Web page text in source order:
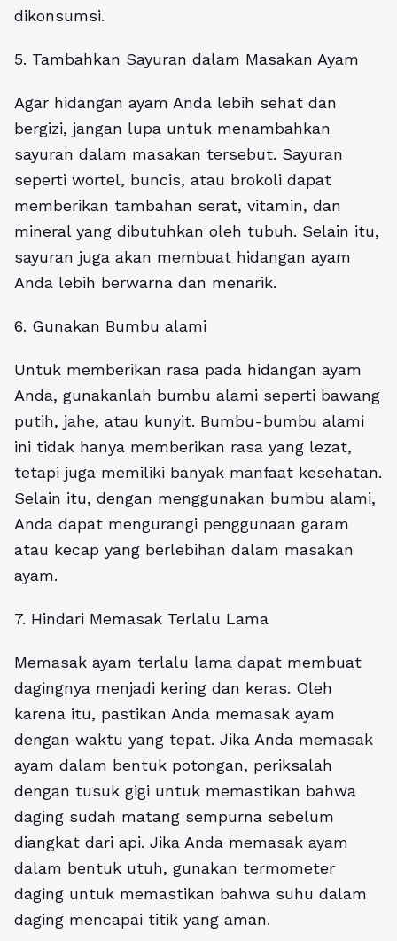
dikonsumsi.
5. Tambahkan Sayuran dalam Masakan Ayam
Agar hidangan ayam Anda lebih sehat dan
bergizi, jangan lupa untuk menambahkan
sayuran dalam masakan tersebut. Sayuran
seperti wortel, buncis, atau brokoli dapat
memberikan tambahan serat, vitamin, dan
mineral yang dibutuhkan oleh tubuh. Selain itu,
sayuran juga akan membuat hidangan ayam
Anda lebih berwarna dan menarik.
6. Gunakan Bumbu alami
Untuk memberikan rasa pada hidangan ayam
Anda, gunakanlah bumbu alami seperti bawang
putih, jahe, atau kunyit. Bumbu-bumbu alami
ini tidak hanya memberikan rasa yang lezat,
tetapi juga memiliki banyak manfaat kesehatan.
Selain itu, dengan menggunakan bumbu alami,
Anda dapat mengurangi penggunaan garam
atau kecap yang berlebihan dalam masakan
ayam.
7. Hindari Memasak Terlalu Lama
Memasak ayam terlalu lama dapat membuat
dagingnya menjadi kering dan keras. Oleh
karena itu, pastikan Anda memasak ayam
dengan waktu yang tepat. Jika Anda memasak
ayam dalam bentuk potongan, periksalah
dengan tusuk gigi untuk memastikan bahwa
daging sudah matang sempurna sebelum
diangkat dari api. Jika Anda memasak ayam
dalam bentuk utuh, gunakan termometer
daging untuk memastikan bahwa suhu dalam
daging mencapai titik yang aman.